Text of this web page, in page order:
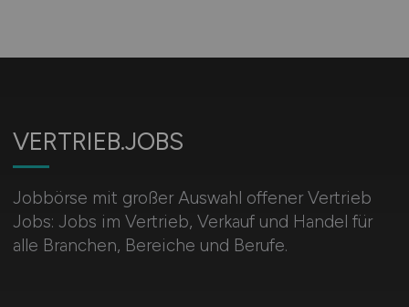
VERTRIEB.JOBS
Jobbörse mit großer Auswahl offener Vertrieb
Jobs: Jobs im Vertrieb, Verkauf und Handel für
alle Branchen, Bereiche und Berufe.